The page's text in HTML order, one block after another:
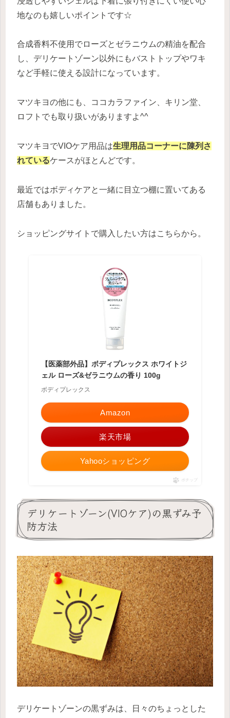
地なのも嬉しいポイントです☆
合成香料不使用でローズとゼラニウムの精油を配合
し、デリケートゾーン以外にもバストトップやワキ
など手軽に使える設計になっています。
マツキヨの他にも、ココカラファイン、キリン堂、
ロフトでも取り扱いがありますよ^^
マツキヨでVIOケア用品は生理用品コーナーに陳列さ
れているケースがほとんどです。
最近ではボディケアと一緒に目立つ棚に置いてある
店舗もありました。
ショッピングサイトで購入したい方はこちらから。
【医薬部外品】ボディプレックス ホワイトジ
ェル ローズ&ゼラニウムの香り 100g
ボディプレックス
Amazon
楽天市場
Yahooショッピング
ポチップ
デリケートゾーン(VIOケア)の黒ずみ予
防方法
デリケートゾーンの黒ずみは、日々のちょっとした